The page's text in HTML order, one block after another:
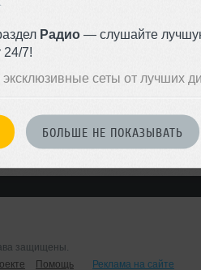
Радио — слушайте
24/7!
сеты от лучших
БОЛЬШЕ НЕ ПОКАЗЫВАТЬ
ЗАРЕГИСТРИРУЙТЕСЬ
оставить комментарий
защищены.
Помощь
Реклама на сайте